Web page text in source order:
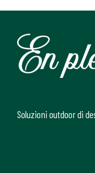
Soluzioni outdoor di